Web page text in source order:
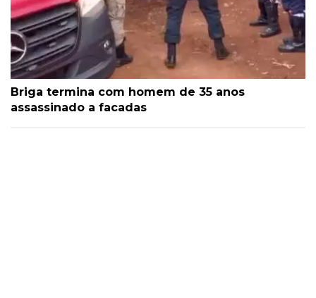
Briga termina com homem de 35 anos
assassinado a facadas